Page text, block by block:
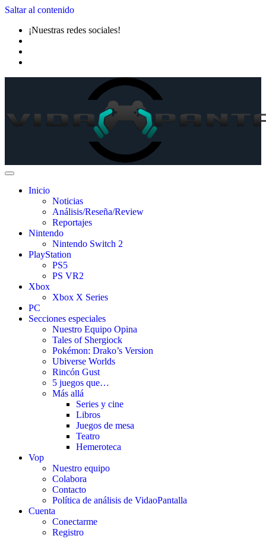
Saltar al contenido
¡Nuestras redes sociales!
Inicio
Noticias
Análisis/Reseña/Review
Reportajes
Nintendo
Nintendo Switch 2
PlayStation
PS5
PS VR2
Xbox
Xbox X Series
PC
Secciones especiales
Nuestro Equipo Opina
Tales of Shergiock
Pokémon: Drako’s Version
Ubiverse Worlds
Rincón Gust
5 juegos que…
Más allá
Series y cine
Libros
Juegos de mesa
Teatro
Hemeroteca
Vop
Nuestro equipo
Colabora
Contacto
Política de análisis de VidaoPantalla
Cuenta
Conectarme
Registro